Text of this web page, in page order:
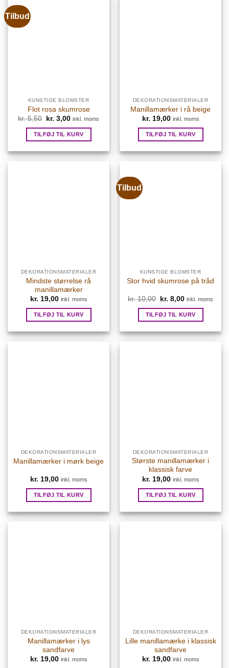
Tilbud
KUNSTIGE BLOMSTER
Flot rosa skumrose
kr.5,50
Den
pris
var:
kr. 3,00Den
pris
er:
inkl. moms
TILFØJ TIL KURV
DEKORATIONSMATERIALER
Manillamærker i rå beige
kr. 19,00 inkl. moms
TILFØJ TIL KURV
DEKORATIONSMATERIALER
Mindste størrelse rå
manillamærker
kr. 19,00 inkl. moms
TILFØJ TIL KURV
Tilbud
KUNSTIGE BLOMSTER
Stor hvid skumrose på tråd
kr.10,00
Den
pris
var:
kr. 8,00Den
pris
er:
inkl. moms
TILFØJ TIL KURV
DEKORATIONSMATERIALER
Manillamærker i mørk beige
kr. 19,00 inkl. moms
TILFØJ TIL KURV
DEKORATIONSMATERIALER
Største manillamærker i
klassisk farve
kr. 19,00 inkl. moms
TILFØJ TIL KURV
DEKORATIONSMATERIALER
Manillamærker i lys
sandfarve
kr. 19,00 inkl. moms
DEKORATIONSMATERIALER
Lille manillamærke i klassisk
sandfarve
kr. 19,00 inkl. moms